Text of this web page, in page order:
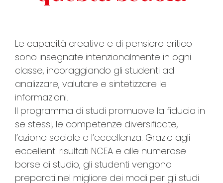
Le capacità creative e di pensiero critico
sono insegnate intenzionalmente in ogni
classe, incoraggiando gli studenti ad
analizzare, valutare e sintetizzare le
informazioni.
Il programma di studi promuove la fiducia in
se stessi, le competenze diversificate,
l’azione sociale e l’eccellenza. Grazie agli
eccellenti risultati NCEA e alle numerose
borse di studio, gli studenti vengono
preparati nel migliore dei modi per gli studi